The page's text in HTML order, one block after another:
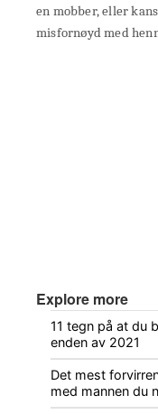
en mobber, eller
misfornøyd med
Explore more
11 tegn på at du
enden av 2021
Det mest
med mannen du